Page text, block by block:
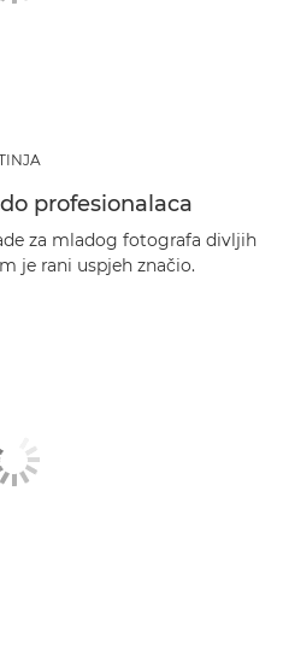
profesionalaca
za mladog fotografa divljih
je rani uspjeh značio.